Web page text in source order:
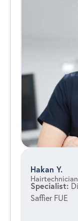
Hakan Y.
Hairtechnician
Specialist:
Saffier FUE